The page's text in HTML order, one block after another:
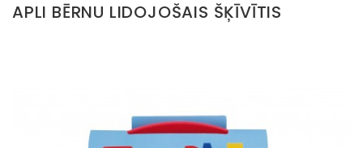
APLI BĒRNU LIDOJOŠAIS ŠĶĪVĪTIS